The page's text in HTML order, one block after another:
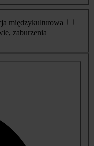
międzykulturowa
zaburzenia